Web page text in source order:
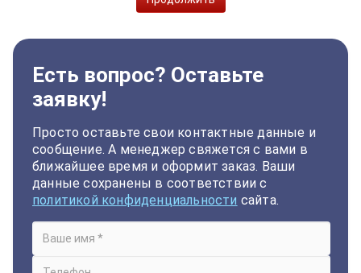
Есть вопрос? Оставьте
заявку!
Просто оставьте свои контактные данные и
сообщение. А менеджер свяжется с вами в
ближайшее время и оформит заказ. Ваши
данные сохранены в соответствии с
политикой конфиденциальности сайта.